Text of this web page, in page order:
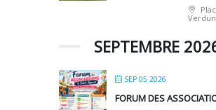
Verdun
SEPTEMBRE
SEP 05 2026
FORUM DES